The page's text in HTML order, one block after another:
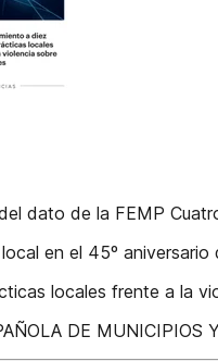
dato de la FEMP
en el 45º aniversario
locales frente a la
DE MUNICIPIOS